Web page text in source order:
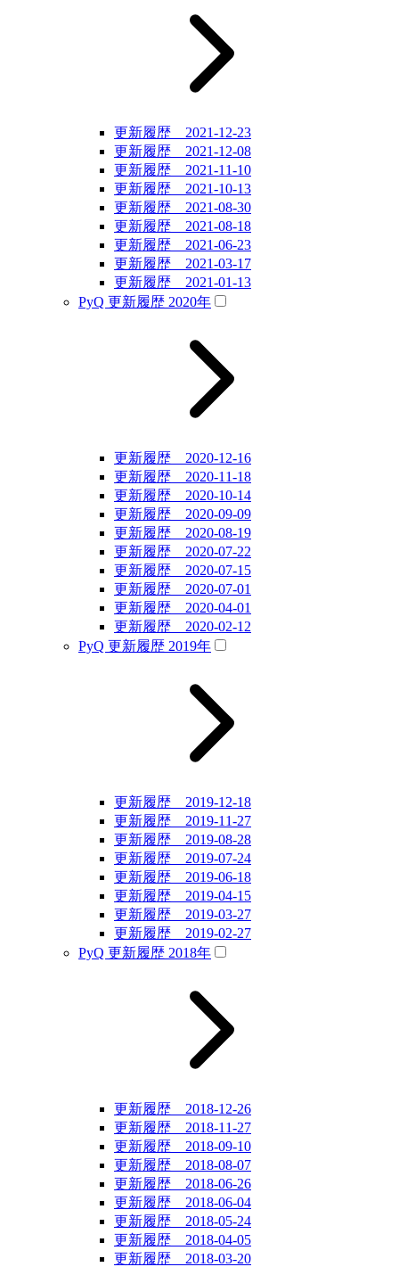
更新履歴 2021-12-23
更新履歴 2021-12-08
更新履歴 2021-11-10
更新履歴 2021-10-13
更新履歴 2021-08-30
更新履歴 2021-08-18
更新履歴 2021-06-23
更新履歴 2021-03-17
更新履歴 2021-01-13
PyQ 更新履歴 2020年
更新履歴 2020-12-16
更新履歴 2020-11-18
更新履歴 2020-10-14
更新履歴 2020-09-09
更新履歴 2020-08-19
更新履歴 2020-07-22
更新履歴 2020-07-15
更新履歴 2020-07-01
更新履歴 2020-04-01
更新履歴 2020-02-12
PyQ 更新履歴 2019年
更新履歴 2019-12-18
更新履歴 2019-11-27
更新履歴 2019-08-28
更新履歴 2019-07-24
更新履歴 2019-06-18
更新履歴 2019-04-15
更新履歴 2019-03-27
更新履歴 2019-02-27
PyQ 更新履歴 2018年
更新履歴 2018-12-26
更新履歴 2018-11-27
更新履歴 2018-09-10
更新履歴 2018-08-07
更新履歴 2018-06-26
更新履歴 2018-06-04
更新履歴 2018-05-24
更新履歴 2018-04-05
更新履歴 2018-03-20